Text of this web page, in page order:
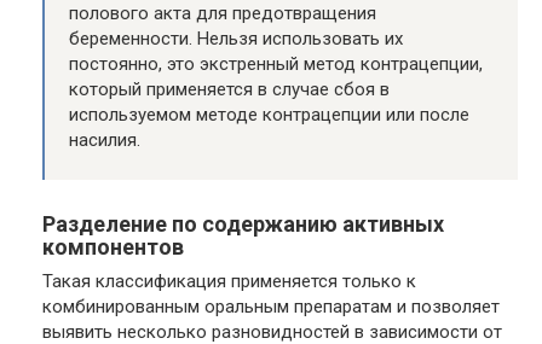
полового акта для предотвращения
беременности. Нельзя использовать их
постоянно, это экстренный метод контрацепции,
который применяется в случае сбоя в
используемом методе контрацепции или после
насилия.
Разделение по содержанию активных
компонентов
Такая классификация применяется только к
комбинированным оральным препаратам и позволяет
выявить несколько разновидностей в зависимости от